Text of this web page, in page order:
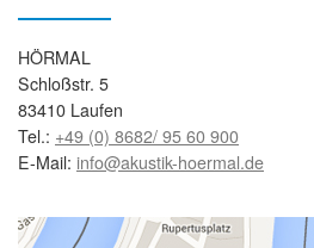
HÖRMAL
Schloßstr. 5
83410 Laufen
Tel.: +49 (0) 8682/ 95 60 900
E-Mail: info@akustik-hoermal.de